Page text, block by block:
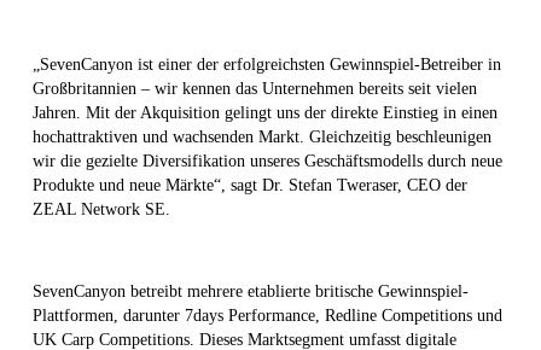
„SevenCanyon ist einer der erfolgreichsten Gewinnspiel-Betreiber in
Großbritannien – wir kennen das Unternehmen bereits seit vielen
Jahren. Mit der Akquisition gelingt uns der direkte Einstieg in einen
hochattraktiven und wachsenden Markt. Gleichzeitig beschleunigen
wir die gezielte Diversifikation unseres Geschäftsmodells durch neue
Produkte und neue Märkte“, sagt Dr. Stefan Tweraser, CEO der
ZEAL Network SE.
SevenCanyon betreibt mehrere etablierte britische Gewinnspiel-
Plattformen, darunter 7days Performance, Redline Competitions und
UK Carp Competitions. Dieses Marktsegment umfasst digitale